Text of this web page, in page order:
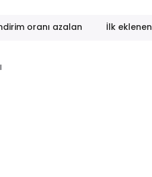
oranı azalan İlk eklenen